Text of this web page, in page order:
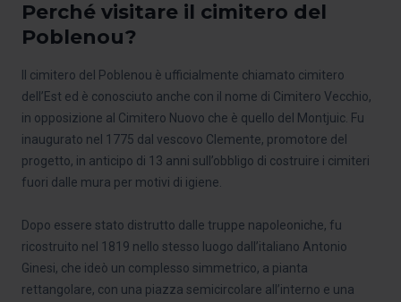
Perché visitare il cimitero del
Poblenou?
Il cimitero del Poblenou è ufficialmente chiamato cimitero
dell’Est ed è conosciuto anche con il nome di Cimitero Vecchio,
in opposizione al Cimitero Nuovo che è quello del Montjuic. Fu
inaugurato nel 1775 dal vescovo Clemente, promotore del
progetto, in anticipo di 13 anni sull’obbligo di costruire i cimiteri
fuori dalle mura per motivi di igiene.
Dopo essere stato distrutto dalle truppe napoleoniche, fu
ricostruito nel 1819 nello stesso luogo dall’italiano Antonio
Ginesi, che ideò un complesso simmetrico, a pianta
rettangolare, con una piazza semicircolare all’interno e una